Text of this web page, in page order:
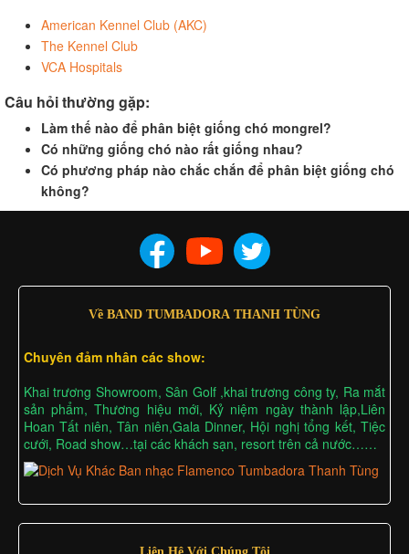
American Kennel Club (AKC)
The Kennel Club
VCA Hospitals
Câu hỏi thường gặp:
Làm thế nào để phân biệt giống chó mongrel?
Có những giống chó nào rất giống nhau?
Có phương pháp nào chắc chắn để phân biệt giống chó
không?
Về BAND TUMBADORA THANH TÙNG
Chuyên đảm nhân các show:
Khai trương Showroom, Sân Golf ,khai trương công ty, Ra mắt
sản phẩm, Thương hiệu mới, Kỷ niệm ngày thành lập,Liên
Hoan Tất niên, Tân niên,Gala Dinner, Hội nghị tổng kết, Tiệc
cưới, Road show…tại các khách sạn, resort trên cả nước……
Liên Hệ Với Chúng Tôi